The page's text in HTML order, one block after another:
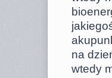
na
wtedy